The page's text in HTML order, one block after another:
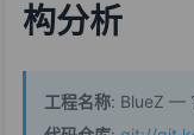
构分析
工程名称: BlueZ —